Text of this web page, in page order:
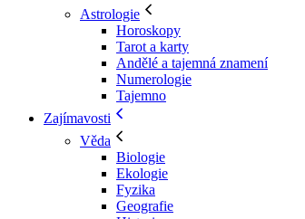
Astrologie
Horoskopy
Tarot a karty
Andělé a tajemná znamení
Numerologie
Tajemno
Zajímavosti
Věda
Biologie
Ekologie
Fyzika
Geografie